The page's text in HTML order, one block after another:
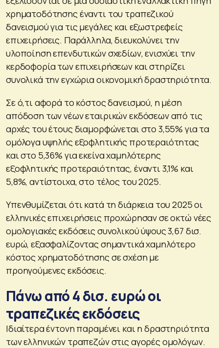
χρηματοδότησης έναντι του τραπεζικού
δανεισμού για τις μεγάλες και εξωστρεφείς
επιχειρήσεις. Παράλληλα, διευκολύνει την
υλοποίηση επενδυτικών σχεδίων, ενισχύει την
κερδοφορία των επιχειρήσεων και στηρίζει
συνολικά την εγχώρια οικονομική δραστηριότητα.
Σε ό,τι αφορά το κόστος δανεισμού, η μέση
απόδοση των νέων εταιρικών εκδόσεων από τις
αρχές του έτους διαμορφώνεται στο 3,55% για τα
ομόλογα υψηλής εξοφλητικής προτεραιότητας
και στο 5,36% για εκείνα χαμηλότερης
εξοφλητικής προτεραιότητας, έναντι 3,1% και
5,8%, αντίστοιχα, στο τέλος του 2025.
Υπενθυμίζεται ότι κατά τη διάρκεια του 2025 οι
ελληνικές επιχειρήσεις προχώρησαν σε οκτώ νέες
ομολογιακές εκδόσεις συνολικού ύψους 3,67 δισ.
ευρώ, εξασφαλίζοντας σημαντικά χαμηλότερο
κόστος χρηματοδότησης σε σχέση με
προηγούμενες εκδόσεις.
Πάνω από 4 δισ. ευρώ οι
τραπεζικές εκδόσεις
Ιδιαίτερα έντονη παραμένει και η δραστηριότητα
των ελληνικών τραπεζών στις αγορές ομολόγων.